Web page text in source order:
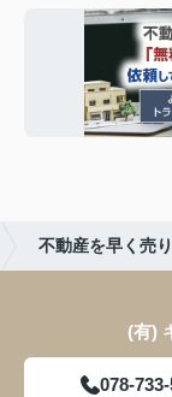
不動産を早く売
(有)
078-